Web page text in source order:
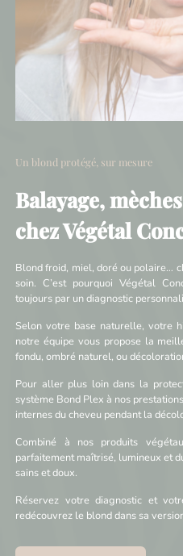
Un blond protégé, sur mesure
Balayage,
chez Végétal
Blond froid, miel, doré ou polaire…
soin. C’est pourquoi Végétal
toujours par un diagnostic
Selon votre base naturelle, votre
notre équipe vous propose la
fondu, ombré naturel, ou
Pour aller plus loin dans la
système Bond Plex à nos
internes du cheveu pendant la
Combiné à nos produits
parfaitement maîtrisé, lumineux et
sains et doux.
Réservez votre diagnostic et
redécouvrez le blond dans sa